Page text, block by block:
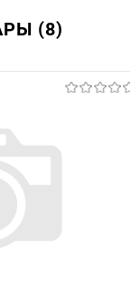
(8)